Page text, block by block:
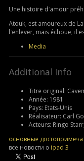
Une histoire d'amour
Atouk, est amoureux de
l'enlever, mais échoue, il
Media
Additional Info
Titre original:
Année: 1981
Pays: Etats-Unis
Réalisateur: Carl
Acteurs: Ringo
основные
все новости о ipad 3